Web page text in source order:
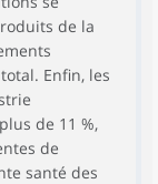
de la
Enfin, les
de 11 %,
de
santé des